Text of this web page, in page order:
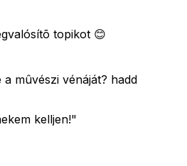
topikot 😊
mûvészi vénáját? hadd
kelljen!"